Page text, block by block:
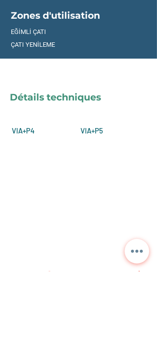
Zones d'utilisation
EĞİMLİ ÇATI
ÇATI YENİLEME
Détails techniques
VIA+P4 VIA+P5
Contactez-nous pour des